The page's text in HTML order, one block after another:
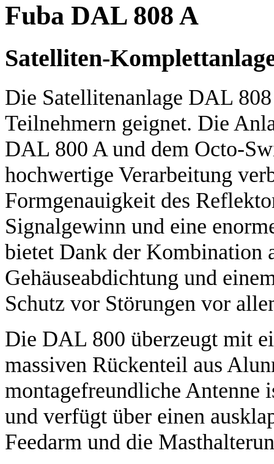
Fuba DAL 808 A
Satelliten-
Die Satellitenanlage DAL
Teilnehmern geignet. Die
DAL 800 A und dem Octo-
hochwertige Verarbeitung
Formgenauigkeit des
Signalgewinn und eine
bietet Dank der Kombination
Gehäuseabdichtung und
Schutz vor Störungen vor
Die DAL 800 überzeugt mit
massiven Rückenteil aus
montagefreundliche Antenne
und verfügt über einen
Feedarm und die